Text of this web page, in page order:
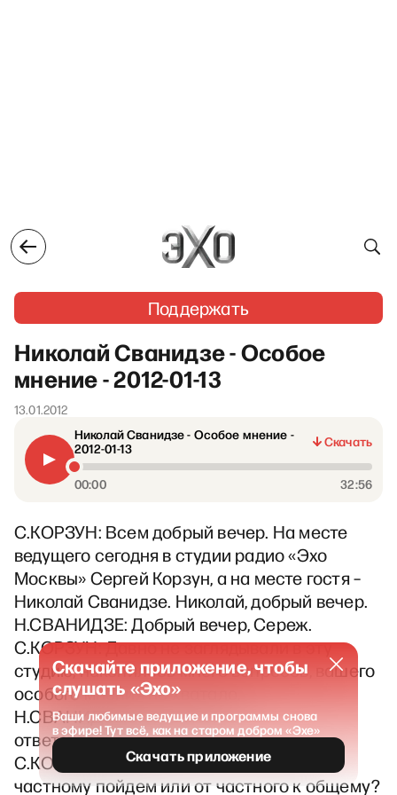
Поддержать
Николай Сванидзе - Особое
мнение - 2012-01-13
13.01.2012
Николай Сванидзе - Особое мнение -
2012-01-13
Скачать
00:00 32:56
С.КОРЗУН: Всем добрый вечер. На месте
ведущего сегодня в студии радио «Эхо
Москвы» Сергей Корзун, а на месте гостя –
Николай Сванидзе. Николай, добрый вечер.
Н.СВАНИДЗЕ: Добрый вечер, Сереж.
С.КОРЗУН: Давно не заглядывали в эту
студию, накопилось много вопросов, вашего
особого мнения не хватало.
Н.СВАНИДЗЕ: Я готов нести
ответственность.
С.КОРЗУН: С чего начнем? От общего к
частному пойдем или от частного к общему?
Скачайте приложение, чтобы
слушать «Эхо»
Ваши любимые ведущие и программы снова
в эфире! Тут всё, как на старом добром «Эхе»
Скачать приложение